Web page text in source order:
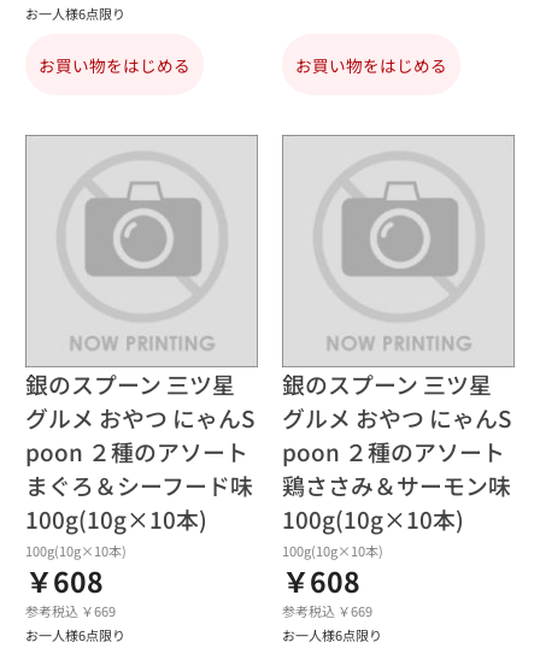
お一人様6点限り
お買い物をはじめる お買い物をはじめる
銀のスプーン 三ツ星
グルメ おやつ にゃんS
poon ２種のアソート
まぐろ＆シーフード味
100g(10g×10本)
100g(10g×10本)
￥608
参考税込 ￥669
お一人様6点限り
銀のスプーン 三ツ星
グルメ おやつ にゃんS
poon ２種のアソート
鶏ささみ＆サーモン味
100g(10g×10本)
100g(10g×10本)
￥608
参考税込 ￥669
お一人様6点限り